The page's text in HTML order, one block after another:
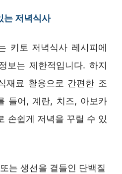
는 저녁식사
키토 저녁식사 레시피에
보는 제한적입니다. 하지
재료 활용으로 간편한 조
들어, 계란, 치즈, 아보카
손쉽게 저녁을 꾸릴 수 있
는 생선을 곁들인 단백질